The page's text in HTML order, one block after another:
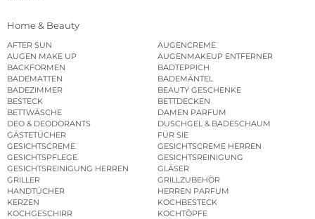
Home & Beauty
AFTER SUN
AUGENCREME
AUGEN MAKE UP
AUGENMAKEUP ENTFERNER
BACKFORMEN
BADTEPPICH
BADEMATTEN
BADEMÄNTEL
BADEZIMMER
BEAUTY GESCHENKE
BESTECK
BETTDECKEN
BETTWÄSCHE
DAMEN PARFUM
DEO & DEODORANTS
DUSCHGEL & BADESCHAUM
GÄSTETÜCHER
FÜR SIE
GESICHTSCREME
GESICHTSCREME HERREN
GESICHTSPFLEGE
GESICHTSREINIGUNG
GESICHTSREINIGUNG HERREN
GLÄSER
GRILLER
GRILLZUBEHÖR
HANDTÜCHER
HERREN PARFUM
KERZEN
KOCHBESTECK
KOCHGESCHIRR
KOCHTÖPFE